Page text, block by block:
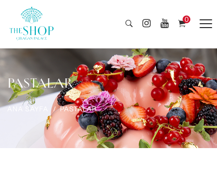
0
PASTALAR
ANA SAYFA PASTALAR